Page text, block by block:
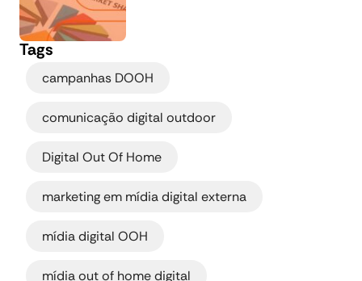
Tags
campanhas DOOH
comunicação digital outdoor
Digital Out Of Home
marketing em mídia digital externa
mídia digital OOH
mídia out of home digital